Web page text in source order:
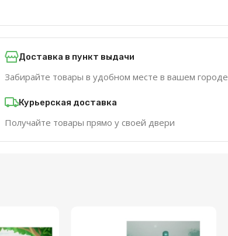
Доставка в пункт выдачи
Забирайте товары в удобном месте в вашем городе
Курьерская доставка
Получайте товары прямо у своей двери